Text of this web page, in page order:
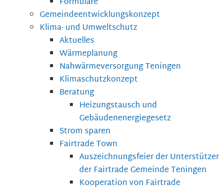
Gemeindeentwicklungskonzept
Klima- und Umweltschutz
Aktuelles
Wärmeplanung
Nahwärmeversorgung Teningen
Klimaschutzkonzept
Beratung
Heizungstausch und
Gebäudenenergiegesetz
Strom sparen
Fairtrade Town
Auszeichnungsfeier der Unterstützer
der Fairtrade Gemeinde Teningen
Kooperation von Fairtrade